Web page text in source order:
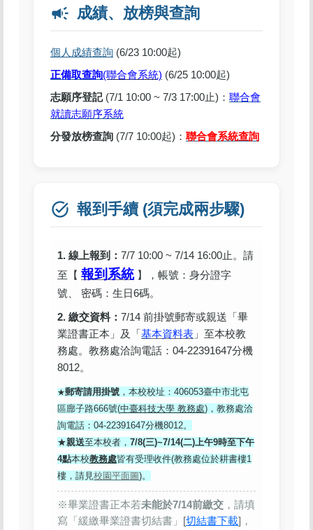
campaign 成績、放榜與查詢
個人成績查詢 (6/23 10:00起)
正備取查詢(聯合會系統) (6/25 10:00起)
志願序登記(7/1 10:00 ~ 7/3 17:00止)： 聯合會
就讀志願序系統
分發放榜查詢 (7/7 10:00起)： 聯合會系統查詢
task_alt 報到手續 (須完成兩步驟)
1. 線上報到： 7/7 10:00 ~ 7/14 16:00止。請
至【 報到系統 】
，帳號：身分證字
號、 密碼：生日6碼。
2. 繳交資料： 7/14 前掛號郵寄或親送「畢
業證書正本」及「基本資料表 」至本校教
務處。教務處洽詢電話：04-22391647分機
8012。
★郵寄請用掛號 ，本校校址：406053臺中市北屯
區廍子路666號(中臺科技大學 教務處)，教務處洽
詢電話：04-22391647分機8012。
★親送至本校者， 7/8(三)~7/14(二)上午9時至下午
4點本校教務處皆有受理收件(教務處位於耕書樓1
樓，請見 校園平面圖)。
※畢業證書正本若未能於7/14前繳交 ，請填
寫「緩繳畢業證書切結書」 [切結書下載] ，